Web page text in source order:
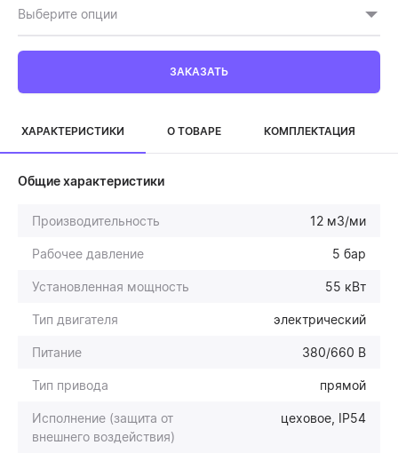
Выберите опции
ЗАКАЗАТЬ
ХАРАКТЕРИСТИКИ О ТОВАРЕ КОМПЛЕКТАЦИЯ
Общие характеристики
Производительность 12 м3/ми
Рабочее давление 5 бар
Установленная мощность 55 кВт
Тип двигателя электрический
Питание 380/660 В
Тип привода прямой
Исполнение (защита от
внешнего воздействия)
цеховое, IP54